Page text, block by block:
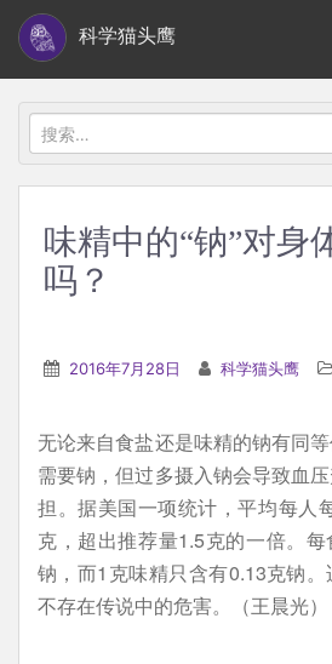
i
科学猫头鹰
搜
索：
味精中的“钠”对身
吗？
2016年7月28日 科学猫头鹰
无论来自食盐还是味精的钠有同
需要钠，但过多摄入钠会导致血
担。据美国一项统计，平均每人
克，超出推荐量1.5克的一倍。
钠，而1克味精只含有0.13克钠
不存在传说中的危害。（王晨光）